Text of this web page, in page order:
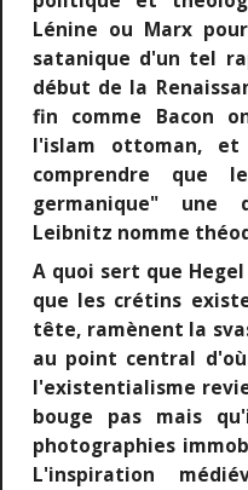
Lénine ou Marx
satanique d'un tel
début de la
fin comme Bacon
l'islam ottoman,
comprendre que
germanique" une
Leibnitz nomme
A quoi sert que
que les crétins
tête, ramènent la
au point central
l'existentialisme
bouge pas mais
photographies
L'inspiration